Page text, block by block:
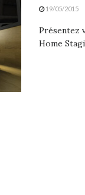
19/05/2015
Présentez
Home